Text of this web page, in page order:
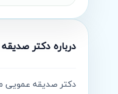
دربارهدکتر
دکتر صدیقه عمویی